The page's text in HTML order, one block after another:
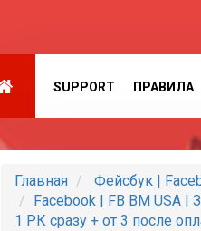
SUPPORT ПРАВИЛА
Главная
Фейсбук |
Facebook | FB BM USA |
1 РК сразу + от 3 после